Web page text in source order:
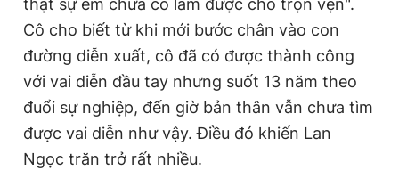
Cô cho biết từ khi mới bước chân vào con
đường diễn xuất, cô đã có được thành công
với vai diễn đầu tay nhưng suốt 13 năm theo
đuổi sự nghiệp, đến giờ bản thân vẫn chưa tìm
được vai diễn như vậy. Điều đó khiến Lan
Ngọc trăn trở rất nhiều.